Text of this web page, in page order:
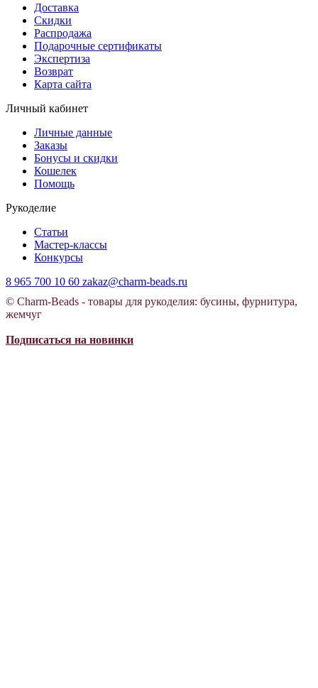
Доставка
Скидки
Распродажа
Подарочные сертификаты
Экспертиза
Возврат
Карта сайта
Личный кабинет
Личные данные
Заказы
Бонусы и скидки
Кошелек
Помощь
Рукоделие
Статьи
Мастер-классы
Конкурсы
8 965 700 10 60 zakaz@charm-beads.ru
© Charm-Beads - товары для рукоделия: бусины, фурнитура,
жемчуг
Подписаться на новинки